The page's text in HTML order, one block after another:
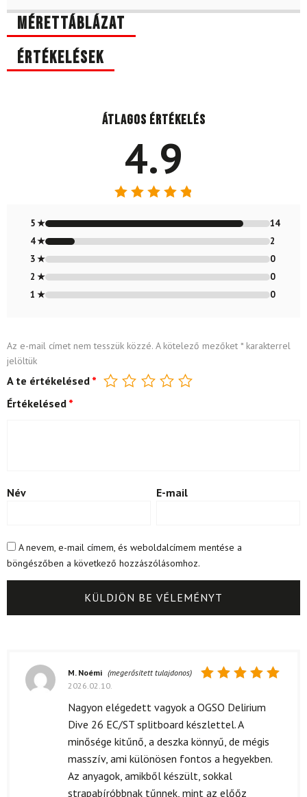
Mérettáblázat
Értékelések
Átlagos értékelés
4.9
4.88/ 5
5 ★
14
4 ★
2
3 ★
0
2 ★
0
1 ★
0
Az e-mail címet nem tesszük közzé. A kötelező mezőket *karakterrel
jelöltük
A te értékelésed *
Értékelésed *
Név E-mail
A nevem, e-mail címem, és weboldalcímem mentése a
böngészőben a következő hozzászólásomhoz.
5/ 5
M. Noémi (megerősített tulajdonos)
2026.02.10.
Nagyon elégedett vagyok a OGSO Delirium
Dive 26 EC/ST splitboard készlettel. A
minősége kitűnő, a deszka könnyű, de mégis
masszív, ami különösen fontos a hegyekben.
Az anyagok, amikből készült, sokkal
strapabíróbbnak tűnnek, mint az előőz